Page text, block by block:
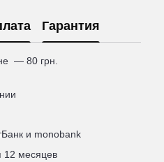
Гарантия
— 80 грн.
и monobank
12 месяцев